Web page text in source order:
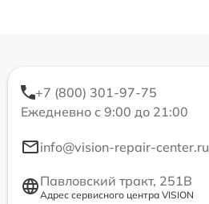
+7 (800) 301-97-75
Ежедневно с 9:00 до 21:00
info@vision-repair-center.ru
Павловский тракт, 251В
Адрес сервисного центра VISION